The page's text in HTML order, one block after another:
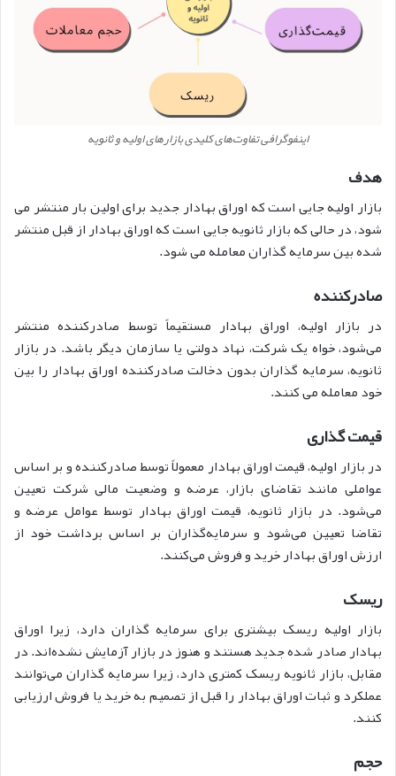
اینفوگرافی تفاوت‌های کلیدی بازارهای اولیه و ثانویه
هدف
بازار اولیه جایی است که اوراق بهادار جدید برای اولین بار منتشر می
شود، در حالی که بازار ثانویه جایی است که اوراق بهادار از قبل منتشر
شده بین سرمایه گذاران معامله می شود.
صادرکننده
در بازار اولیه، اوراق بهادار مستقیماً توسط صادرکننده منتشر
می‌شود، خواه یک شرکت، نهاد دولتی یا سازمان دیگر باشد. در بازار
ثانویه، سرمایه گذاران بدون دخالت صادرکننده اوراق بهادار را بین
خود معامله می کنند.
قیمت گذاری
در بازار اولیه، قیمت اوراق بهادار معمولاً توسط صادرکننده و بر اساس
عواملی مانند تقاضای بازار، عرضه و وضعیت مالی شرکت تعیین
می‌شود. در بازار ثانویه، قیمت اوراق بهادار توسط عوامل عرضه و
تقاضا تعیین می‌شود و سرمایه‌گذاران بر اساس برداشت خود از
ارزش اوراق بهادار خرید و فروش می‌کنند.
ریسک
بازار اولیه ریسک بیشتری برای سرمایه گذاران دارد، زیرا اوراق
بهادار صادر شده جدید هستند و هنوز در بازار آزمایش نشده‌اند. در
مقابل، بازار ثانویه ریسک کمتری دارد، زیرا سرمایه گذاران می‌توانند
عملکرد و ثبات اوراق بهادار را قبل از تصمیم به خرید یا فروش ارزیابی
کنند.
حجم